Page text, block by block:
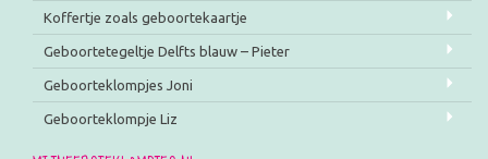
Koffertje zoals geboortekaartje
Geboortetegeltje Delfts blauw – Pieter
Geboorteklompjes Joni
Geboorteklompje Liz